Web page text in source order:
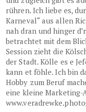
rühren. Ich liebe es,
Karneval“ aus allen
nah dran und hinger
betrachtet mit dem
Session zieht die
der Stadt. Kölle es e
kann et föhle. Ich bin
Hobby zum Beruf
eine kleine Marketing-